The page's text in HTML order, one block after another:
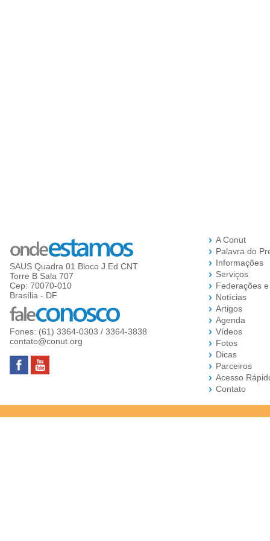
SAUS Quadra 01 Bloco J Ed CNT
Torre B Sala 707
Cep: 70070-010
Brasília - DF
Fones: (61) 3364-0303 / 3364-3838
contato@conut.org
A Conut
Palavra do
Informações
Serviços
Federações
Notícias
Artigos
Agenda
Vídeos
Fotos
Dicas
Parceiros
Acesso
Contato